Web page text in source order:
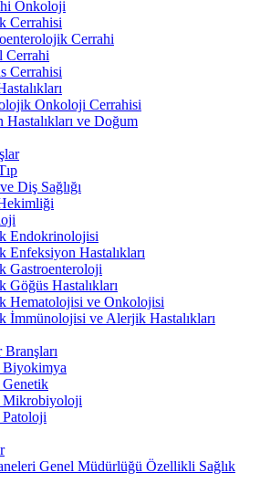
Onkoloji
Cerrahisi
Cerrahi
Cerrahi
Cerrahisi
Onkoloji Cerrahisi
Hastalıkları ve Doğum
Diş Sağlığı
Endokrinolojisi
Enfeksiyon Hastalıkları
Gastroenteroloji
Göğüs Hastalıkları
Hematolojisi ve Onkolojisi
İmmünolojisi ve Alerjik Hastalıkları
Biyokimya
Genetik
Mikrobiyoloji
Patoloji
Genel Müdürlüğü Özellikli Sağlık